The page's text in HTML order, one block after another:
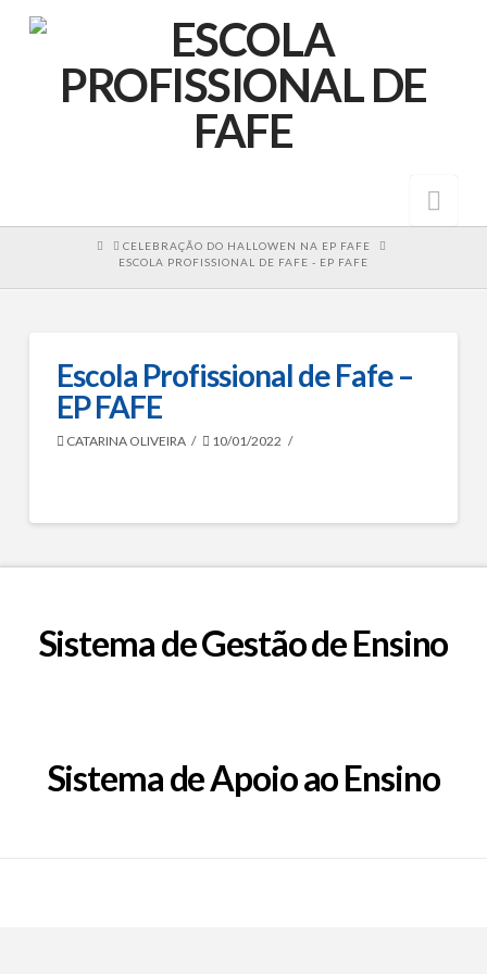
HOMECELEBRAÇÃO DO HALLOWEN NA EP FAFE
ESCOLA PROFISSIONAL DE FAFE - EP FAFE
Escola Profissional de Fafe –
EP FAFE
CATARINA OLIVEIRA 10/01/2022
Sistema de Gestão de Ensino
Sistema de Apoio ao Ensino